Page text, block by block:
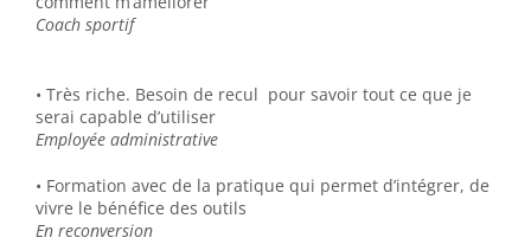
Coach sportif
• Très riche. Besoin de recul pour savoir tout ce que je
serai capable d’utiliser
Employée administrative
• Formation avec de la pratique qui permet d’intégrer, de
vivre le bénéfice des outils
En reconversion